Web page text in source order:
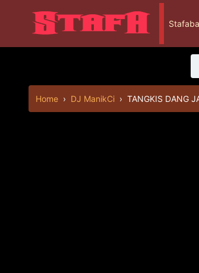
Home › DJ ManikCi › TANGKIS DANG